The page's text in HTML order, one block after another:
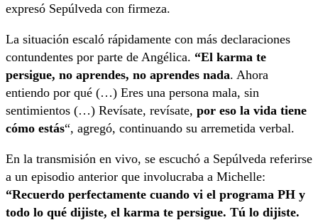
expresó Sepúlveda con firmeza.
La situación escaló rápidamente con más declaraciones
contundentes por parte de Angélica. “El karma te
persigue, no aprendes, no aprendes nada. Ahora
entiendo por qué (…) Eres una persona mala, sin
sentimientos (…) Revísate, revísate, por eso la vida tiene
cómo estás“, agregó, continuando su arremetida verbal.
En la transmisión en vivo, se escuchó a Sepúlveda referirse
a un episodio anterior que involucraba a Michelle:
“Recuerdo perfectamente cuando vi el programa PH y
todo lo qué dijiste, el karma te persigue. Tú lo dijiste.